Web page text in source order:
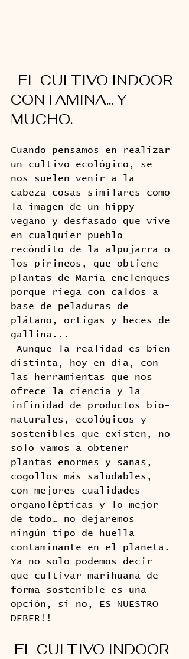
CONTAMINA... Y
MUCHO.
Cuando pensamos en realizar
un cultivo ecológico, se
nos suelen venir a la
cabeza cosas similares como
la imagen de un hippy
vegano y desfasado que vive
en cualquier pueblo
recóndito de la alpujarra o
los pirineos, que obtiene
plantas de María enclenques
porque riega con caldos a
base de peladuras de
plátano, ortigas y heces de
gallina...
distinta, hoy en día, con
las herramientas que nos
ofrece la ciencia y la
infinidad de productos bio-
naturales, ecológicos y
sostenibles que existen, no
solo vamos a obtener
plantas enormes y sanas,
cogollos más saludables,
con mejores cualidades
organolépticas y lo mejor
de todo… no dejaremos
ningún tipo de huella
contaminante en el planeta.
Ya no solo podemos decir
que cultivar marihuana de
forma sostenible es una
opción, si no, ES NUESTRO
DEBER!!